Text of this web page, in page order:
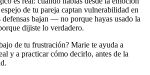
de tu pareja captan vulnerabilidad en
defensas bajan — no porque hayas usado la
dijiste lo verdadero.
de tu frustración? Marie te ayuda a
y a practicar cómo decirlo, antes de la